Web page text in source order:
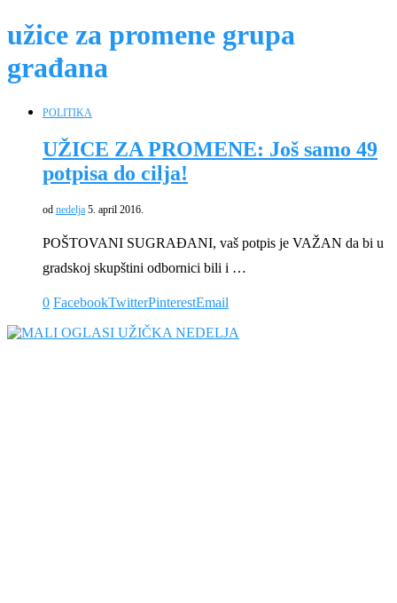
užice za promene grupa
građana
POLITIKA
UŽICE ZA PROMENE: Još samo 49
potpisa do cilja!
od nedelja 5. april 2016.
POŠTOVANI SUGRAĐANI, vaš potpis je VAŽAN da bi u
gradskoj skupštini odbornici bili i …
0 FacebookTwitterPinterestEmail